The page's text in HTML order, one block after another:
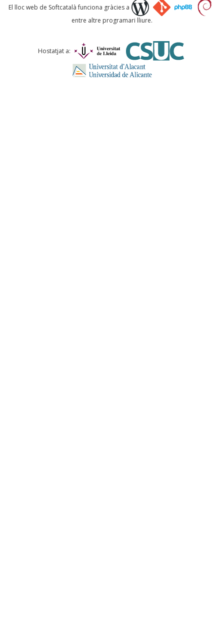
Què proposeu?
Comentari *
El lloc web de Softcatalà funciona gràcies a
entre altre programari lliure.
Hostatjat a: